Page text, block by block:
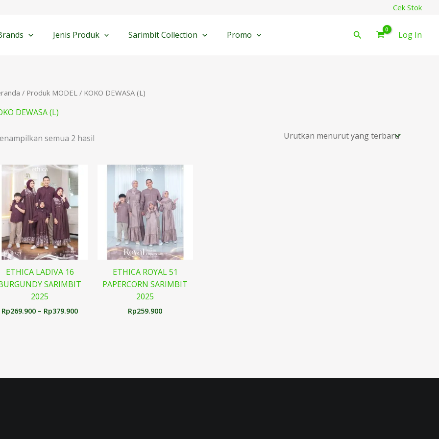
Cek Stok
Jenis Produk Sarimbit Collection Promo Cari Log In
/ Produk MODEL / KOKO DEWASA (L)
DEWASA (L)
semua 2 hasil
ETHICA LADIVA 16
SARIMBIT
2025
Rp269.900 – Rp379.900
Rentang
harga:
hingga
ETHICA ROYAL 51
PAPERCORN SARIMBIT
2025
Rp259.900